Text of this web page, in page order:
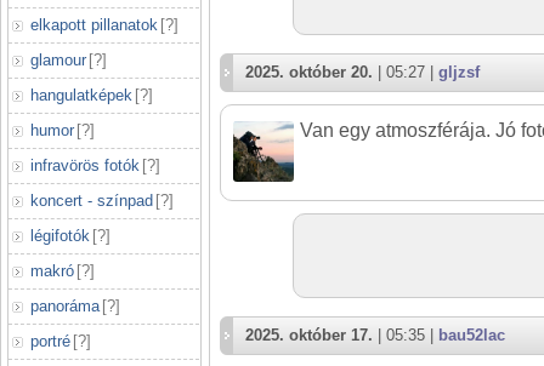
elkapott pillanatok [?]
glamour [?]
hangulatképek [?]
humor [?]
infravörös fotók [?]
koncert - színpad [?]
légifotók [?]
makró [?]
panoráma [?]
portré [?]
2025. október 20. | 05:27 | gljzsf
Van egy atmoszférája. Jó
2025. október 17. | 05:35 | bau52lac